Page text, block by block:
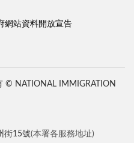
網站資料開放宣告
© NATIONAL IMMIGRATION
街15號(本署各服務地址)